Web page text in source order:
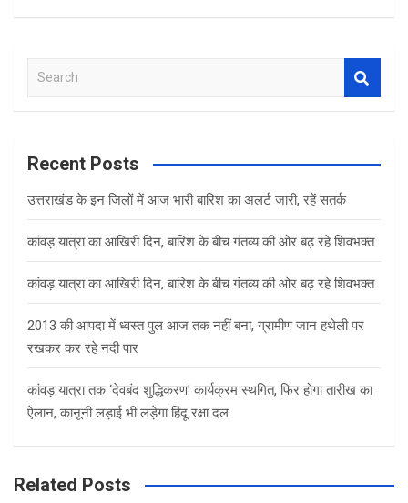
a
c
Recent Posts
उत्तराखंड के इन जिलों में आज भारी बारिश का अलर्ट जारी, रहें सतर्क
कांवड़ यात्रा का आखिरी दिन, बारिश के बीच गंतव्य की ओर बढ़ रहे शिवभक्त
कांवड़ यात्रा का आखिरी दिन, बारिश के बीच गंतव्य की ओर बढ़ रहे शिवभक्त
2013 की आपदा में ध्वस्त पुल आज तक नहीं बना, ग्रामीण जान हथेली पर
रखकर कर रहे नदी पार
कांवड़ यात्रा तक ‘देवबंद शुद्धिकरण’ कार्यक्रम स्थगित, फिर होगा तारीख का
ऐलान, कानूनी लड़ाई भी लड़ेगा हिंदू रक्षा दल
Related Posts